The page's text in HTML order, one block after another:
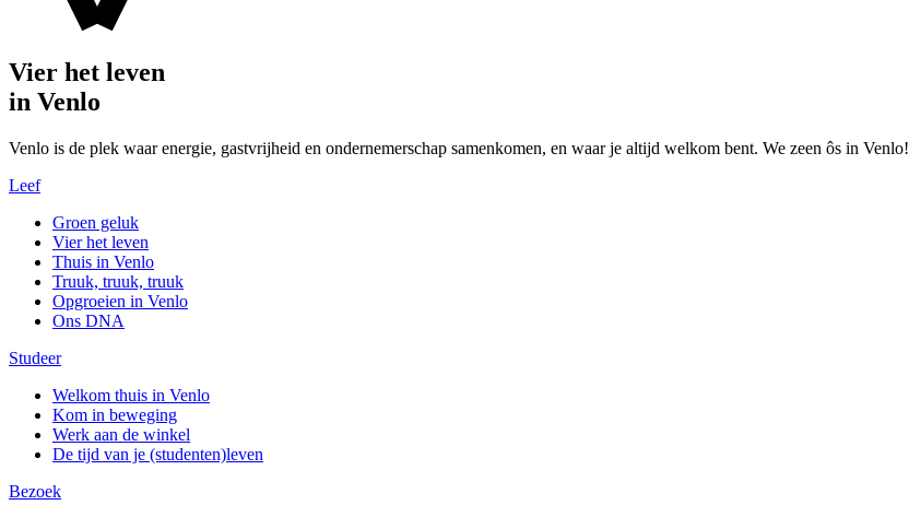
Vier het leven
in Venlo
Venlo is de plek waar energie, gastvrijheid en ondernemerschap samenkomen, en waar je altijd welkom bent. We zeen ôs in Venlo!
Leef
Groen geluk
Vier het leven
Thuis in Venlo
Truuk, truuk, truuk
Opgroeien in Venlo
Ons DNA
Studeer
Welkom thuis in Venlo
Kom in beweging
Werk aan de winkel
De tijd van je (studenten)leven
Bezoek